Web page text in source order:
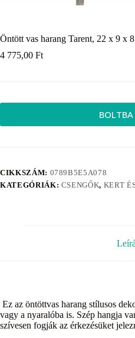
Öntött vas harang Tarent, 22 x 9 x
4 775,00 Ft
BOLTBA
CIKKSZÁM: 0789B5E5A078
KATEGÓRIÁK: CSENGŐK, KERT
Ez az öntöttvas harang stílusos
vagy a nyaralóba is. Szép hangja
szívesen fogják az érkezésüket